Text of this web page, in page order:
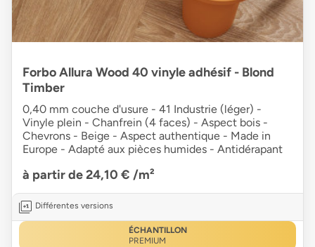
Forbo Allura Wood 40 vinyle adhésif - Blond
Timber
0,40 mm couche d'usure - 41 Industrie (léger) -
Vinyle plein - Chanfrein (4 faces) - Aspect bois -
Chevrons - Beige - Aspect authentique - Made in
Europe - Adapté aux pièces humides - Antidérapant
à partir de 24,10 € /m²
Différentes versions
ÉCHANTILLON
PREMIUM